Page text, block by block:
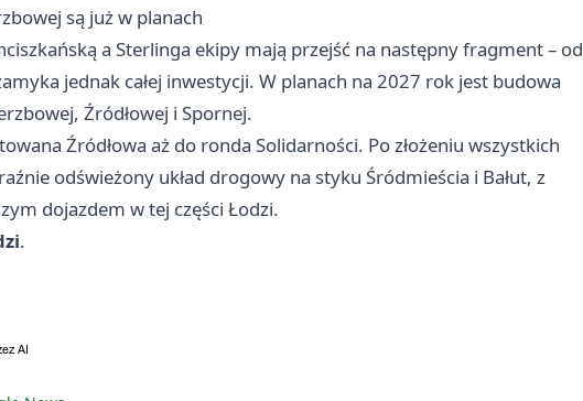
są już w planach
a Sterlinga ekipy mają przejść na następny fragment – od
jednak całej inwestycji. W planach na 2027 rok jest budowa
Źródłowej i Spornej.
Źródłowa aż do ronda Solidarności. Po złożeniu wszystkich
odświeżony układ drogowy na styku Śródmieścia i Bałut, z
dojazdem w tej części Łodzi.
.